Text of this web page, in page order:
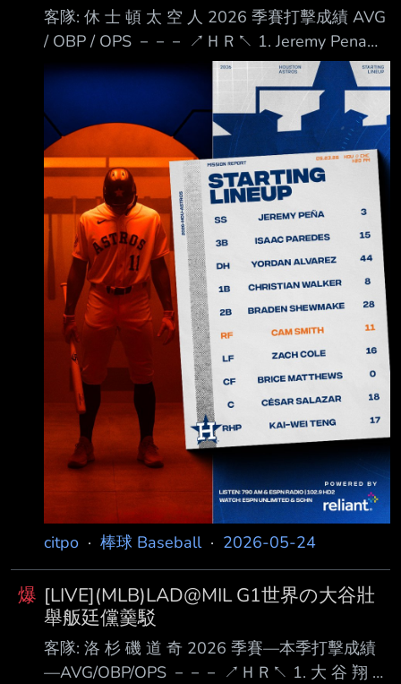
客隊: 休 士 頓 太 空 人 2026 季賽打擊成績 AVG
/ OBP / OPS －－－ ↗ＨＲ↖ 1. Jeremy Pena
(R) SS .254 / .297 / .619 2. Isaac Paredes (R)
3B .244 / .335 / .710 ５ＨＲ 3. Yordan Alvarez
(L) DH .303 / .416 / 1.017 １５ＨＲ 4. Christian
Walker (R) 1B .254 / .327 / .808 １１ＨＲ 5.
Braden She
citpo · 棒球 Baseball· 2026-05-24
爆 [LIVE](MLB)LAD@MIL G1世界の大谷壯
舉舨廷儻羹駁
客隊: 洛 杉 磯 道 奇 2026 季賽—本季打擊成績
—AVG/OBP/OPS －－－ ↗ＨＲ↖ 1. 大 谷 翔 平